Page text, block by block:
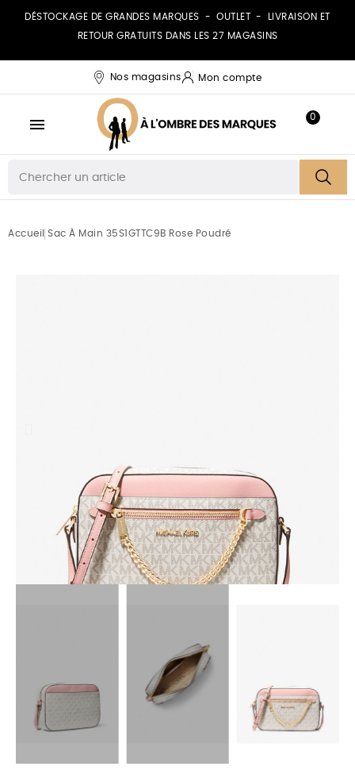
DÉSTOCKAGE DE GRANDES MARQUES - OUTLET - LIVRAISON ET
RETOUR GRATUITS DANS LES 27 MAGASINS
Nos magasins Mon compte
 0
Accueil Sac À Main 35S1GTTC9B Rose Poudré